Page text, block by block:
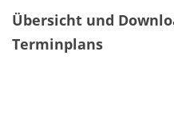
Übersicht und
Terminplans